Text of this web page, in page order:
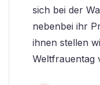
sich bei der
nebenbei ihr
ihnen stellen
Weltfrauentag